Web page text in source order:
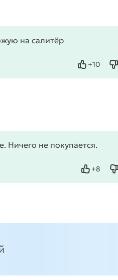
на салитёр
+10
Нравится
Ничего не покупается.
+8
Нравится